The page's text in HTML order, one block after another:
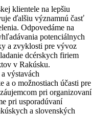
klientele na lepšiu
ďalšiu významnú časť
Odpovedáme na
potenciálnych
a zvyklosti pre vývoz
dcérskych firiem
v Rakúsku.
výstavách
a o možnostiach účasti pre
pri organizovaní
pri usporadúvaní
a slovenských